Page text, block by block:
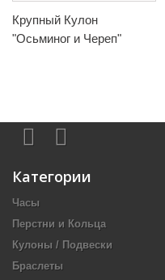
Крупный Кулон
"Осьминог и Череп"
Категории
Часы
Перстни и Кольца
Кулоны / Подвески
Браслеты